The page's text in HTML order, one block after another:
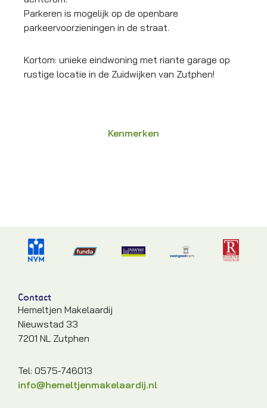
Kenmerken
Parkeren is mogelijk op de openbare
parkeervoorzieningen in de straat.
Kortom: unieke eindwoning met riante garage op
rustige locatie in de Zuidwijken van Zutphen!
Contact
Hemeltjen Makelaardij
Nieuwstad 33
7201 NL Zutphen
Tel: 0575-746013
info@hemeltjenmakelaardij.nl